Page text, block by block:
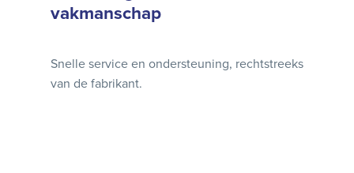
vakmanschap
Snelle service en ondersteuning, rechtstreeks
van de fabrikant.